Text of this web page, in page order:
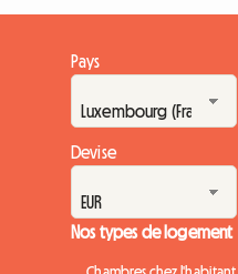
Pays
Devise
Nos types de logement